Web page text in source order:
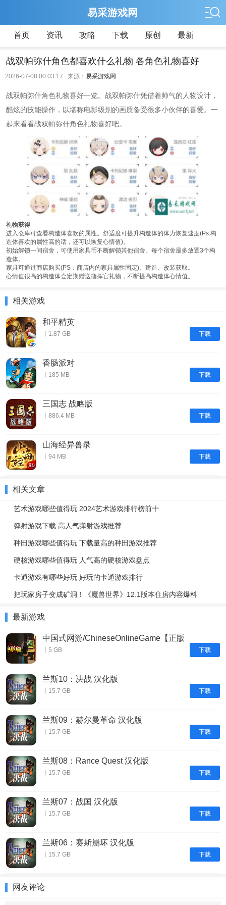
易采游戏网
首页 资讯 攻略 下载 原创 最新
战双帕弥什角色都喜欢什么礼物 各角色礼物喜好
2026-07-08 00:03:17 来源： 易采游戏网
战双帕弥什角色礼物喜好一览。战双帕弥什凭借着帅气的人物设计，
酷炫的技能操作，以堪称电影级别的画质备受很多小伙伴的喜爱。一
起来看看战双帕弥什角色礼物喜好吧。
礼物获得
进入仓库可查看构造体喜欢的属性。舒适度可提升构造体的体力恢复速度(Ps:构
造体喜欢的属性高的话，还可以恢复心情值)。
初始解锁一间宿舍，可使用家具币不断解锁其他宿舍。每个宿舍最多放置3个构
造体。
家具可通过商店购买(PS：商店内的家具属性固定)、建造、改装获取。
心情值很高的构造体会定期赠送指挥官礼物，不断提高构造体心情值。
相关游戏
下载
和平精英
丨1.87 GB
下载
香肠派对
丨185 MB
下载
三国志 战略版
丨886.4 MB
下载
山海经异兽录
丨94 MB
相关文章
艺术游戏哪些值得玩 2024艺术游戏排行榜前十
弹射游戏下载 高人气弹射游戏推荐
种田游戏哪些值得玩 下载量高的种田游戏推荐
硬核游戏哪些值得玩 人气高的硬核游戏盘点
卡通游戏有哪些好玩 好玩的卡通游戏排行
把玩家房子变成矿洞！《魔兽世界》12.1版本住房内容爆料
最新游戏
下载
中国式网游/ChineseOnlineGame【正版
账号】
丨5 GB
下载
兰斯10：决战 汉化版
丨15.7 GB
下载
兰斯09：赫尔曼革命 汉化版
丨15.7 GB
下载
兰斯08：Rance Quest 汉化版
丨15.7 GB
下载
兰斯07：战国 汉化版
丨15.7 GB
下载
兰斯06：赛斯崩坏 汉化版
丨15.7 GB
网友评论